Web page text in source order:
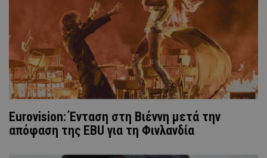
Eurovision: Ένταση στη Βιέννη μετά την
απόφαση της EBU για τη Φινλανδία